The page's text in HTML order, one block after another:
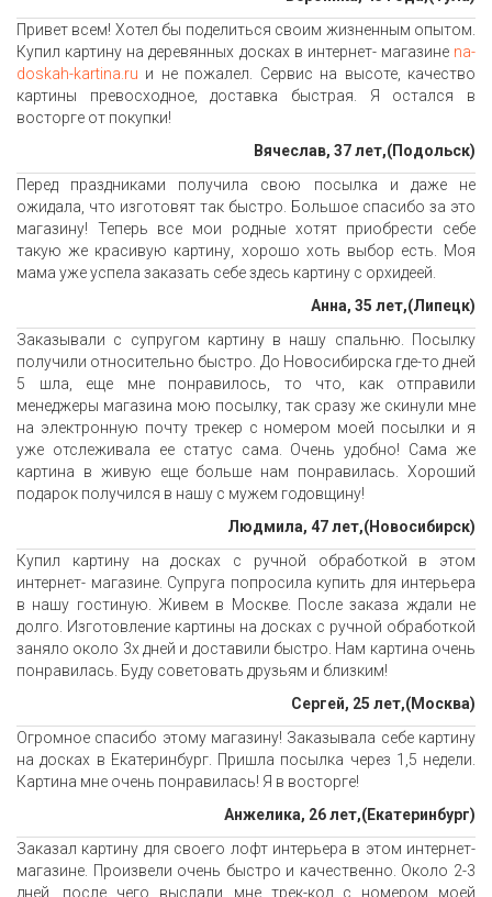
Привет всем! Хотел бы поделиться своим жизненным опытом.
Купил картину на деревянных досках в интернет- магазине na-
doskah-kartina.ru и не пожалел. Сервис на высоте, качество
картины превосходное, доставка быстрая. Я остался в
восторге от покупки!
Вячеслав, 37 лет,(Подольск)
Перед праздниками получила свою посылка и даже не
ожидала, что изготовят так быстро. Большое спасибо за это
магазину! Теперь все мои родные хотят приобрести себе
такую же красивую картину, хорошо хоть выбор есть. Моя
мама уже успела заказать себе здесь картину с орхидеей.
Анна, 35 лет,(Липецк)
Заказывали с супругом картину в нашу спальню. Посылку
получили относительно быстро. До Новосибирска где-то дней
5 шла, еще мне понравилось, то что, как отправили
менеджеры магазина мою посылку, так сразу же скинули мне
на электронную почту трекер с номером моей посылки и я
уже отслеживала ее статус сама. Очень удобно! Сама же
картина в живую еще больше нам понравилась. Хороший
подарок получился в нашу с мужем годовщину!
Людмила, 47 лет,(Новосибирск)
Купил картину на досках с ручной обработкой в этом
интернет- магазине. Супруга попросила купить для интерьера
в нашу гостиную. Живем в Москве. После заказа ждали не
долго. Изготовление картины на досках с ручной обработкой
заняло около 3х дней и доставили быстро. Нам картина очень
понравилась. Буду советовать друзьям и близким!
Сергей, 25 лет,(Москва)
Огромное спасибо этому магазину! Заказывала себе картину
на досках в Екатеринбург. Пришла посылка через 1,5 недели.
Картина мне очень понравилась! Я в восторге!
Анжелика, 26 лет,(Екатеринбург)
Заказал картину для своего лофт интерьера в этом интернет-
магазине. Произвели очень быстро и качественно. Около 2-3
дней, после чего выслали мне трек-код с номером моей